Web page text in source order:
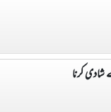
شادی کرنا